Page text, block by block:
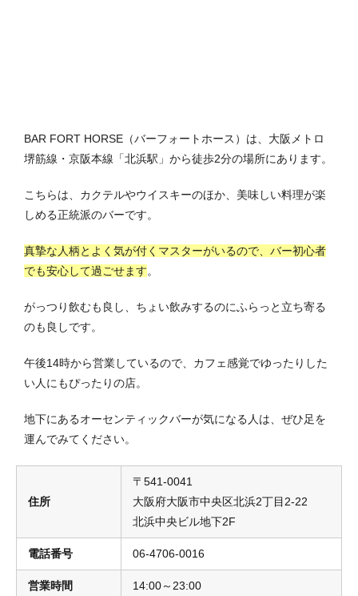
BAR FORT HORSE（バーフォートホース）は、大阪メトロ
堺筋線・京阪本線「北浜駅」から徒歩2分の場所にあります。
こちらは、カクテルやウイスキーのほか、美味しい料理が楽
しめる正統派のバーです。
真摯な人柄とよく気が付くマスターがいるので、バー初心者
でも安心して過ごせます。
がっつり飲むも良し、ちょい飲みするのにふらっと立ち寄る
のも良しです。
午後14時から営業しているので、カフェ感覚でゆったりした
い人にもぴったりの店。
地下にあるオーセンティックバーが気になる人は、ぜひ足を
運んでみてください。
住所
〒541-0041
大阪府大阪市中央区北浜2丁目2-22
北浜中央ビル地下2F
電話番号 06-4706-0016
営業時間 14:00～23:00